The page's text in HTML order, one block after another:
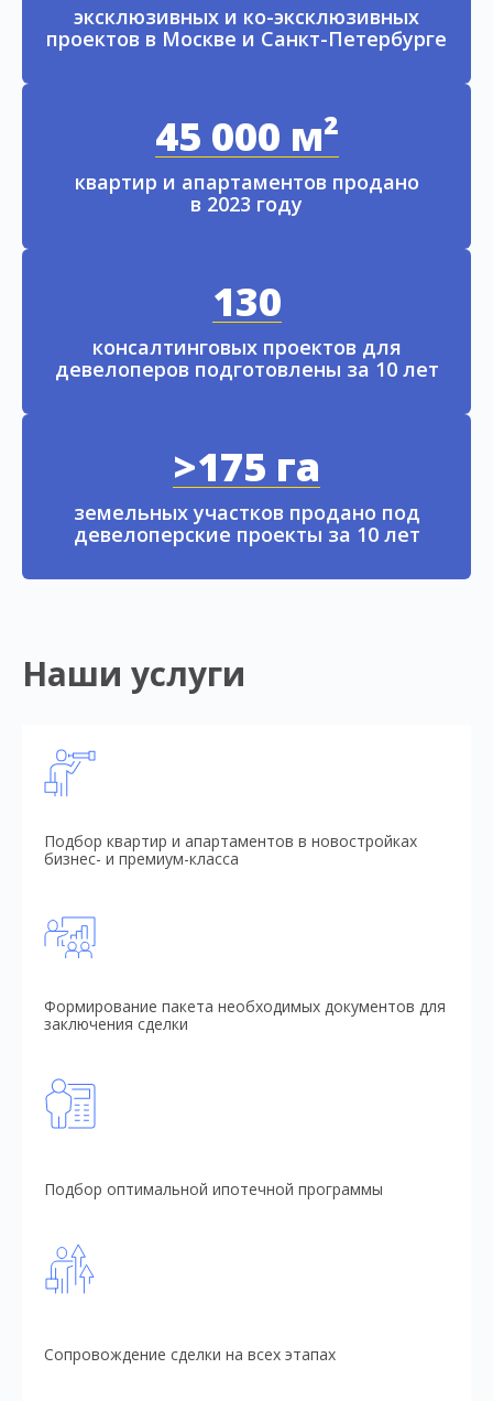
эксклюзивных и ко-эксклюзивных
проектов в Москве и Санкт-Петербурге
45 000 м²
квартир и апартаментов продано
в 2023 году
130
консалтинговых проектов для
девелоперов подготовлены за 10 лет
>175 га
земельных участков продано под
девелоперские проекты за 10 лет
Наши услуги
Подбор квартир и апартаментов в новостройках
бизнес- и премиум-класса
Формирование пакета необходимых документов для
заключения сделки
Подбор оптимальной ипотечной программы
Сопровождение сделки на всех этапах